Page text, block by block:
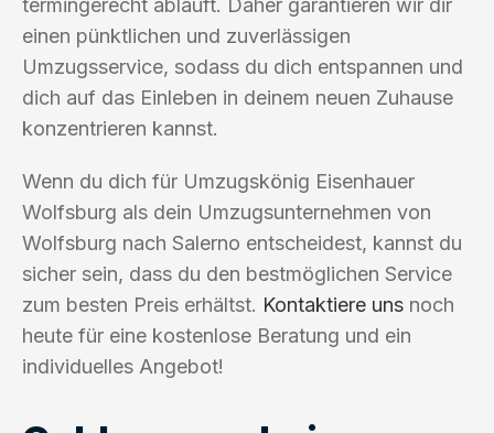
termingerecht abläuft. Daher garantieren wir dir
einen pünktlichen und zuverlässigen
Umzugsservice, sodass du dich entspannen und
dich auf das Einleben in deinem neuen Zuhause
konzentrieren kannst.
Wenn du dich für Umzugskönig Eisenhauer
Wolfsburg als dein Umzugsunternehmen von
Wolfsburg nach Salerno entscheidest, kannst du
sicher sein, dass du den bestmöglichen Service
zum besten Preis erhältst. Kontaktiere uns noch
heute für eine kostenlose Beratung und ein
individuelles Angebot!